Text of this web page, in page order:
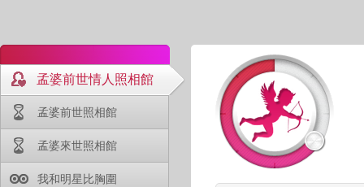
孟婆前世情人照相館
孟婆前世照相館
孟婆來世照相館
我和明星比胸圍